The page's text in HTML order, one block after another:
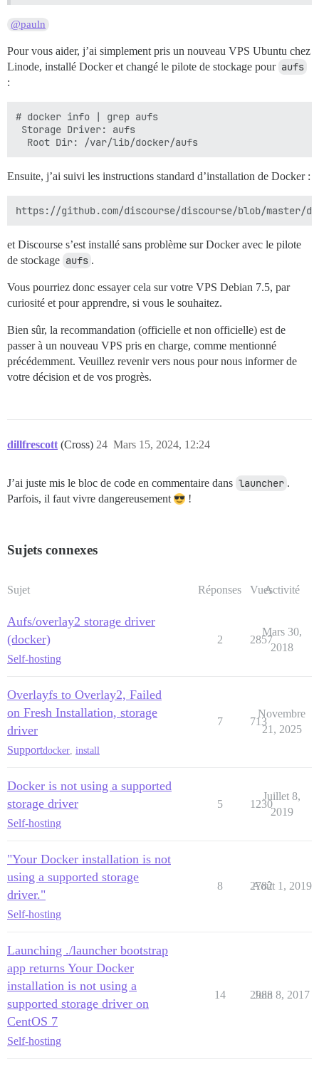
@pauln
Pour vous aider, j’ai simplement pris un nouveau VPS Ubuntu chez
Linode, installé Docker et changé le pilote de stockage pour aufs
:
# docker info | grep aufs
Storage Driver: aufs
Ensuite, j’ai suivi les instructions standard d’installation de Docker :
et Discourse s’est installé sans problème sur Docker avec le pilote
de stockage aufs .
Vous pourriez donc essayer cela sur votre VPS Debian 7.5, par
curiosité et pour apprendre, si vous le souhaitez.
Bien sûr, la recommandation (officielle et non officielle) est de
passer à un nouveau VPS pris en charge, comme mentionné
précédemment. Veuillez revenir vers nous pour nous informer de
votre décision et de vos progrès.
dillfrescott (Cross) Mars 15, 2024, 12:24
24
J’ai juste mis le bloc de code en commentaire dans launcher .
Parfois, il faut vivre dangereusement
!
Sujets connexes
Sujet Réponses VuesActivité
Aufs/overlay2 storage driver
(docker)
Self-hosting
2 2857
Mars 30,
2018
Overlayfs to Overlay2, Failed
on Fresh Installation, storage
driver
Supportdocker install
7 713
Novembre
21, 2025
Docker is not using a supported
storage driver
Self-hosting
5 1230
Juillet 8,
2019
"Your Docker installation is not
using a supported storage
driver."
Self-hosting
8 2782
Août 1, 2019
Launching ./launcher bootstrap
app returns Your Docker
installation is not using a
supported storage driver on
CentOS 7
Self-hosting
14 2988
Juin 8, 2017